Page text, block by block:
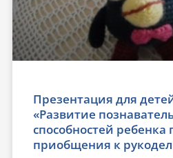
Презентация для
«Развитие
способностей ребенка
приобщения к